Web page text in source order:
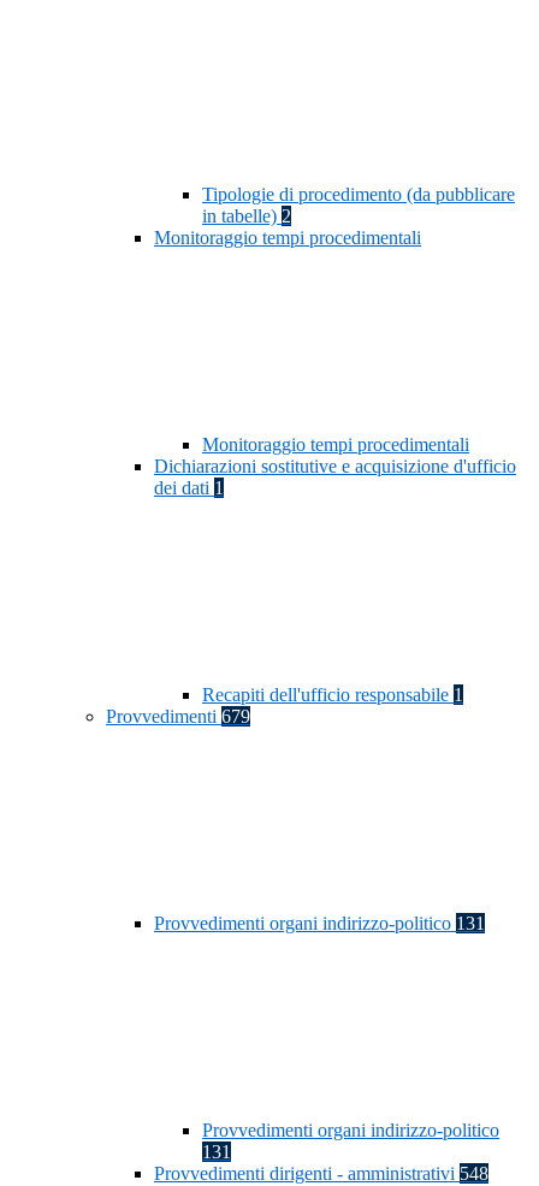
Tipologie di procedimento (da pubblicare
in tabelle) 2
Monitoraggio tempi procedimentali
Monitoraggio tempi procedimentali
Dichiarazioni sostitutive e acquisizione d'ufficio
dei dati 1
Recapiti dell'ufficio responsabile 1
Provvedimenti 679
Provvedimenti organi indirizzo-politico 131
Provvedimenti organi indirizzo-politico
131
Provvedimenti dirigenti - amministrativi 548